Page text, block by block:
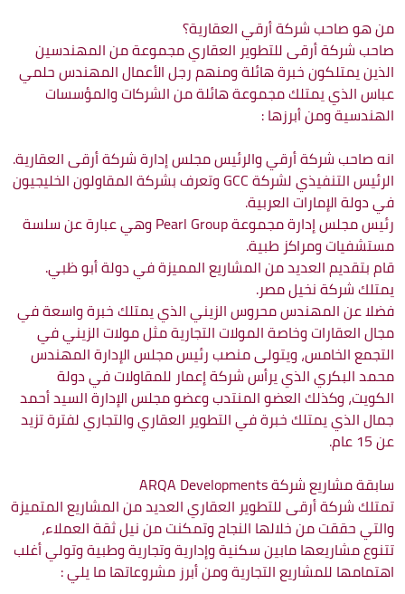
من هو صاحب شركة أرقي العقارية؟
صاحب شركة أرقى للتطوير العقاري مجموعة من المهندسين
الذين يمتلكون خبرة هائلة ومنهم رجل الأعمال المهندس حلمي
عباس الذي يمتلك مجموعة هائلة من الشركات والمؤسسات
الهندسية ومن أبرزها :
انه صاحب شركة أرقي والرئيس مجلس إدارة شركة أرقى العقارية.
الرئيس التنفيذي لشركة GCC وتعرف بشركة المقاولون الخليجيون
في دولة الإمارات العربية.
رئيس مجلس إدارة مجموعة Pearl Group وهي عبارة عن سلسة
مستشفيات ومراكز طبية.
قام بتقديم العديد من المشاريع المميزة في دولة أبو ظبي.
يمتلك شركة نخيل مصر.
فضلا عن المهندس محروس الزيني الذي يمتلك خبرة واسعة في
مجال العقارات وخاصة المولات التجارية مثل مولات الزيني في
التجمع الخامس، ويتولى منصب رئيس مجلس الإدارة المهندس
محمد البكري الذي يرأس شركة إعمار للمقاولات في دولة
الكويت، وكذلك العضو المنتدب وعضو مجلس الإدارة السيد أحمد
جمال الذي يمتلك خبرة في التطوير العقاري والتجاري لفترة تزيد
عن 15 عام.
سابقة مشاريع شركة ARQA Developments
تمتلك شركة أرقى للتطوير العقاري العديد من المشاريع المتميزة
والتي حققت من خلالها النجاح وتمكنت من نيل ثقة العملاء،
تتنوع مشاريعها مابين سكنية وإدارية وتجارية وطبية وتولي أغلب
اهتمامها للمشاريع التجارية ومن أبرز مشروعاتها ما يلي :